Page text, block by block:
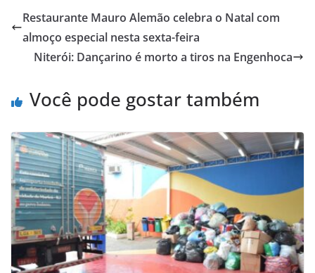
Restaurante Mauro Alemão celebra o Natal com
almoço especial nesta sexta-feira
Niterói: Dançarino é morto a tiros na Engenhoca
Você pode gostar também